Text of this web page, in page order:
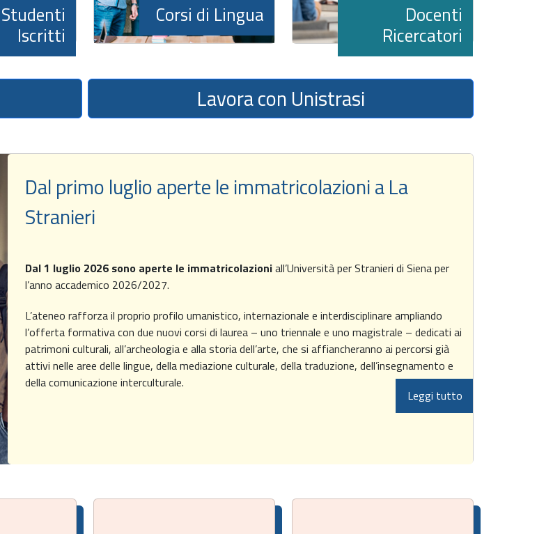
Studenti
Iscritti
Corsi di Lingua Docenti
Ricercatori
Lavora con Unistrasi
Dal primo luglio aperte le immatricolazioni a La
Stranieri
Dal 1 luglio 2026 sono aperte le immatricolazioniall’Università per Stranieri di Siena per
l’anno accademico 2026/2027.
L’ateneo rafforza il proprio profilo umanistico, internazionale e interdisciplinare ampliando
l’offerta formativa con due nuovi corsi di laurea – uno triennale e uno magistrale – dedicati ai
patrimoni culturali, all’archeologia e alla storia dell’arte, che si affiancheranno ai percorsi già
attivi nelle aree delle lingue, della mediazione culturale, della traduzione, dell’insegnamento e
della comunicazione interculturale.
Leggi tutto